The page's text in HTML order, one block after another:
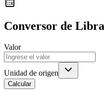
Conversor de
Valor
Unidad de origen
Calcular